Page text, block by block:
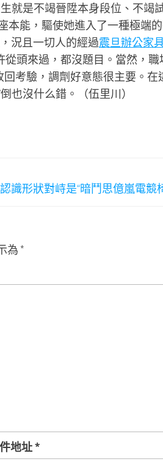
就是不竭晉陞本身段位、不竭
本能，驅使她進入了一種極端
況且一切人的經過震旦辦公家
頭來過，都沒題目。當然，職
回考驗，調劑好意態很主要。在
也沒什么錯。（伍里川）
識形狀對峙是“暗鬥思億嵐電競
為 *
地址*